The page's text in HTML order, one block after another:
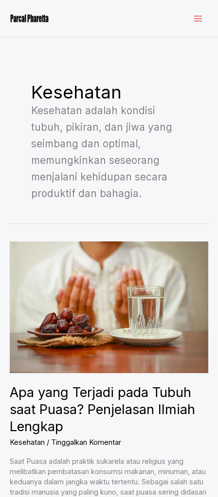
konten
Kesehatan
Kesehatan adalah kondisi
tubuh, pikiran, dan jiwa yang
seimbang dan optimal,
memungkinkan seseorang
menjalani kehidupan secara
produktif dan bahagia.
Apa yang Terjadi pada Tubuh
saat Puasa? Penjelasan Ilmiah
Lengkap
Kesehatan / Tinggalkan Komentar
Saat Puasa adalah praktik sukarela atau religius yang
melibatkan pembatasan konsumsi makanan, minuman, atau
keduanya dalam jangka waktu tertentu. Sebagai salah satu
tradisi manusia yang paling kuno, saat puasa sering didasari